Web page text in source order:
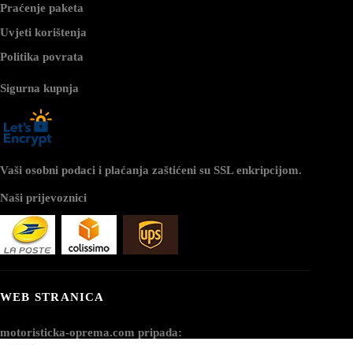
Praćenje paketa
Uvjeti korištenja
Politika povrata
Sigurna kupnja
Vaši osobni podaci i plaćanja zaštićeni su SSL enkripcijom.
Naši prijevoznici
WEB STRANICA
motoristicka-oprema.com pripada: